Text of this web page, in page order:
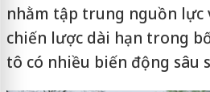
nhằm tập trung nguồn lực
chiến lược dài hạn trong
tô có nhiều biến động sâu